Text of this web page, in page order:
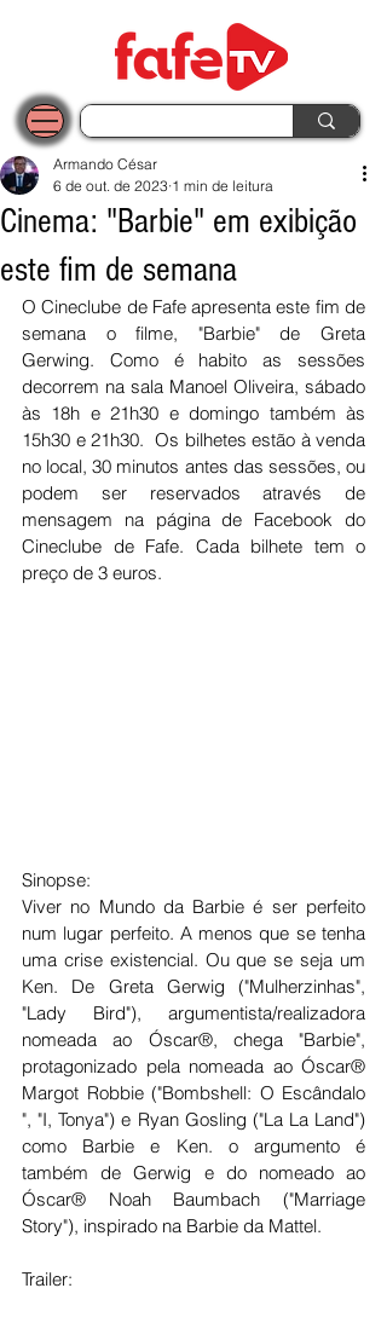
Cinema: "Barbie" em exibição
este fim de semana
Armando César
6 de out. de 2023 1 min de leitura
O Cineclube de Fafe apresenta este fim de
semana o filme, "Barbie" de Greta
Gerwing. Como é habito as sessões
decorrem na sala Manoel Oliveira, sábado
às 18h e 21h30 e domingo também às
15h30 e 21h30.  Os bilhetes estão à venda
no local, 30 minutos antes das sessões, ou
podem ser reservados através de
mensagem na página de Facebook do
Cineclube de Fafe. Cada bilhete tem o
preço de 3 euros.
Sinopse:
Viver no Mundo da Barbie é ser perfeito
num lugar perfeito. A menos que se tenha
uma crise existencial. Ou que se seja um
Ken. De Greta Gerwig ("Mulherzinhas",
"Lady Bird"), argumentista/realizadora
nomeada ao Óscar®, chega "Barbie",
protagonizado pela nomeada ao Óscar®
Margot Robbie ("Bombshell: O Escândalo
", "I, Tonya") e Ryan Gosling ("La La Land")
como Barbie e Ken. o argumento é
também de Gerwig e do nomeado ao
Óscar® Noah Baumbach ("Marriage
Story"), inspirado na Barbie da Mattel.
Trailer: